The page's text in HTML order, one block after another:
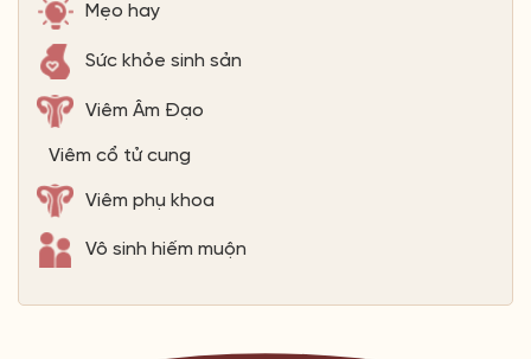
Mẹo hay
Sức khỏe sinh sản
Viêm Âm Đạo
Viêm cổ tử cung
Viêm phụ khoa
Vô sinh hiếm muộn